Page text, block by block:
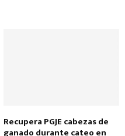
Recupera PGJE cabezas de
ganado durante cateo en